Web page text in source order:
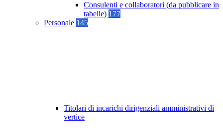
Consulenti e collaboratori (da pubblicare in
tabelle) 177
Personale 145
Titolari di incarichi dirigenziali amministrativi di
vertice